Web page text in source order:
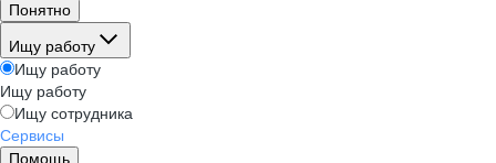
Понятно
Ищу работу
Ищу работу
Ищу работу
Ищу сотрудника
Сервисы
Помощь